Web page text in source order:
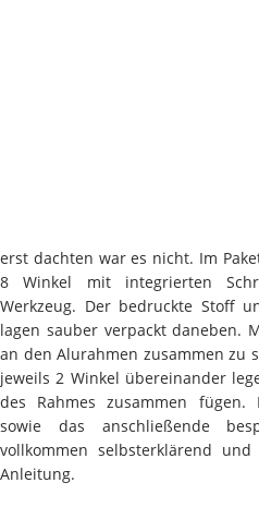
erst dachten war es nicht. Im
8 Winkel mit integrierten
Werkzeug. Der bedruckte Stoff
lagen sauber verpackt daneben.
an den Alurahmen zusammen zu
jeweils 2 Winkel übereinander
des Rahmes zusammen fügen.
sowie das anschließende
vollkommen selbsterklärend
Anleitung.